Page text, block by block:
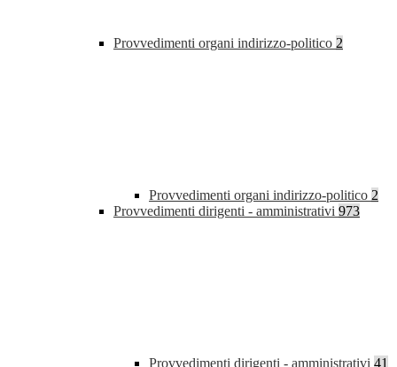
Provvedimenti organi indirizzo-politico 2
Provvedimenti organi indirizzo-politico 2
Provvedimenti dirigenti - amministrativi 973
Provvedimenti dirigenti - amministrativi 41